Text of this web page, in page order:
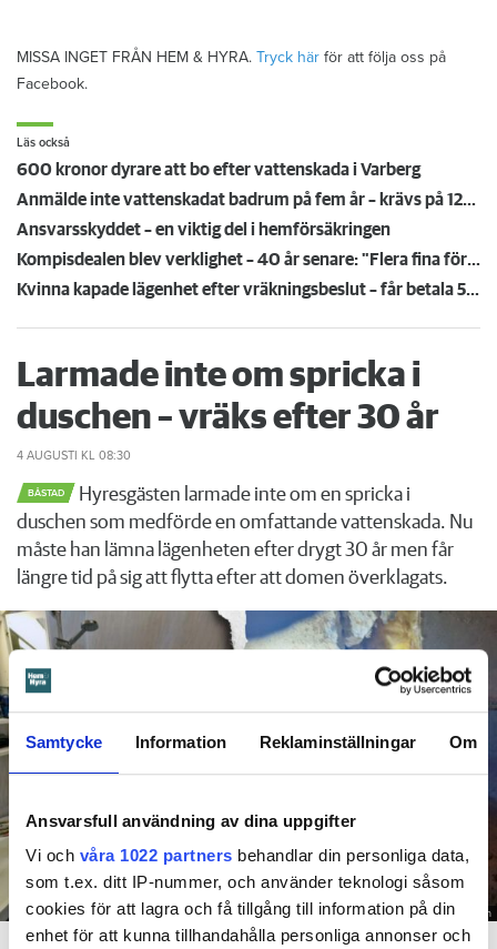
Samtycke Information Reklaminställningar Om
Ansvarsfull användning av dina uppgifter
Vi och våra 1022 partners behandlar din personliga data,
som t.ex. ditt IP-nummer, och använder teknologi såsom
cookies för att lagra och få tillgång till information på din
enhet för att kunna tillhandahålla personliga annonser och
MISSA INGET FRÅN HEM & HYRA. Tryck här för att följa oss på
Facebook.
Läs också
600 kronor dyrare att bo efter vattenskada i Varberg
Anmälde inte vattenskadat badrum på fem år – krävs på 125 000 kronor
Ansvarsskyddet – en viktig del i hemförsäkringen
Kompisdealen blev verklighet – 40 år senare: "Flera fina fördelar med att dela bostad"
Kvinna kapade lägenhet efter vräkningsbeslut – får betala 50 000
Larmade inte om spricka i
duschen – vräks efter 30 år
4 AUGUSTI KL 08:30
BÅSTAD
Hyresgästen larmade inte om en spricka i
duschen som medförde en omfattande vattenskada. Nu
måste han lämna lägenheten efter drygt 30 år men får
längre tid på sig att flytta efter att domen överklagats.
Foto: Hyresnämnden
En inspektion visade att vatten under en längre tid läckt in genom sprickor i väggen (de